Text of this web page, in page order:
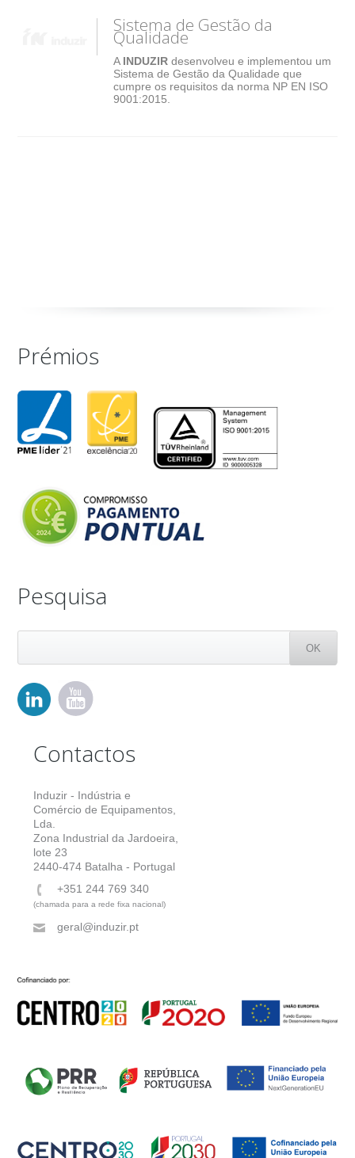
Sistema de Gestão da
Qualidade
A INDUZIR desenvolveu e implementou um
Sistema de Gestão da Qualidade que
cumpre os requisitos da norma NP EN ISO
9001:2015.
Prémios
Pesquisa
Contactos
Induzir - Indústria e
Comércio de Equipamentos,
Lda.
Zona Industrial da Jardoeira,
lote 23
2440-474 Batalha - Portugal
+351 244 769 340
(chamada para a rede fixa nacional)
geral@induzir.pt